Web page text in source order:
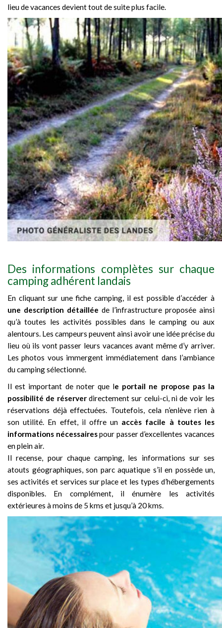
lieu de vacances devient tout de suite plus facile.
Des informations complètes sur chaque
camping adhérent landais
En cliquant sur une fiche camping, il est possible d’accéder à
une description détaillée de l’infrastructure proposée ainsi
qu’à toutes les activités possibles dans le camping ou aux
alentours. Les campeurs peuvent ainsi avoir une idée précise du
lieu où ils vont passer leurs vacances avant même d’y arriver.
Les photos vous immergent immédiatement dans l’ambiance
du camping sélectionné.
Il est important de noter que le portail ne propose pas la
possibilité de réserverdirectement sur celui-ci, ni de voir les
réservations déjà effectuées. Toutefois, cela n’enlève rien à
son utilité. En effet, il offre un accès facile à toutes les
informations nécessairespour passer d’excellentes vacances
en plein air.
Il recense, pour chaque camping, les informations sur ses
atouts géographiques, son parc aquatique s’il en possède un,
ses activités et services sur place et les types d’hébergements
disponibles. En complément, il énumère les activités
extérieures à moins de 5 kms et jusqu’à 20 kms.